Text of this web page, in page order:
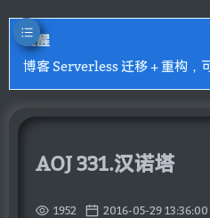
提醒
博客 Serverless 迁移 + 重构，
AOJ 331.汉诺塔
1952 2016-05-29 13:36:00